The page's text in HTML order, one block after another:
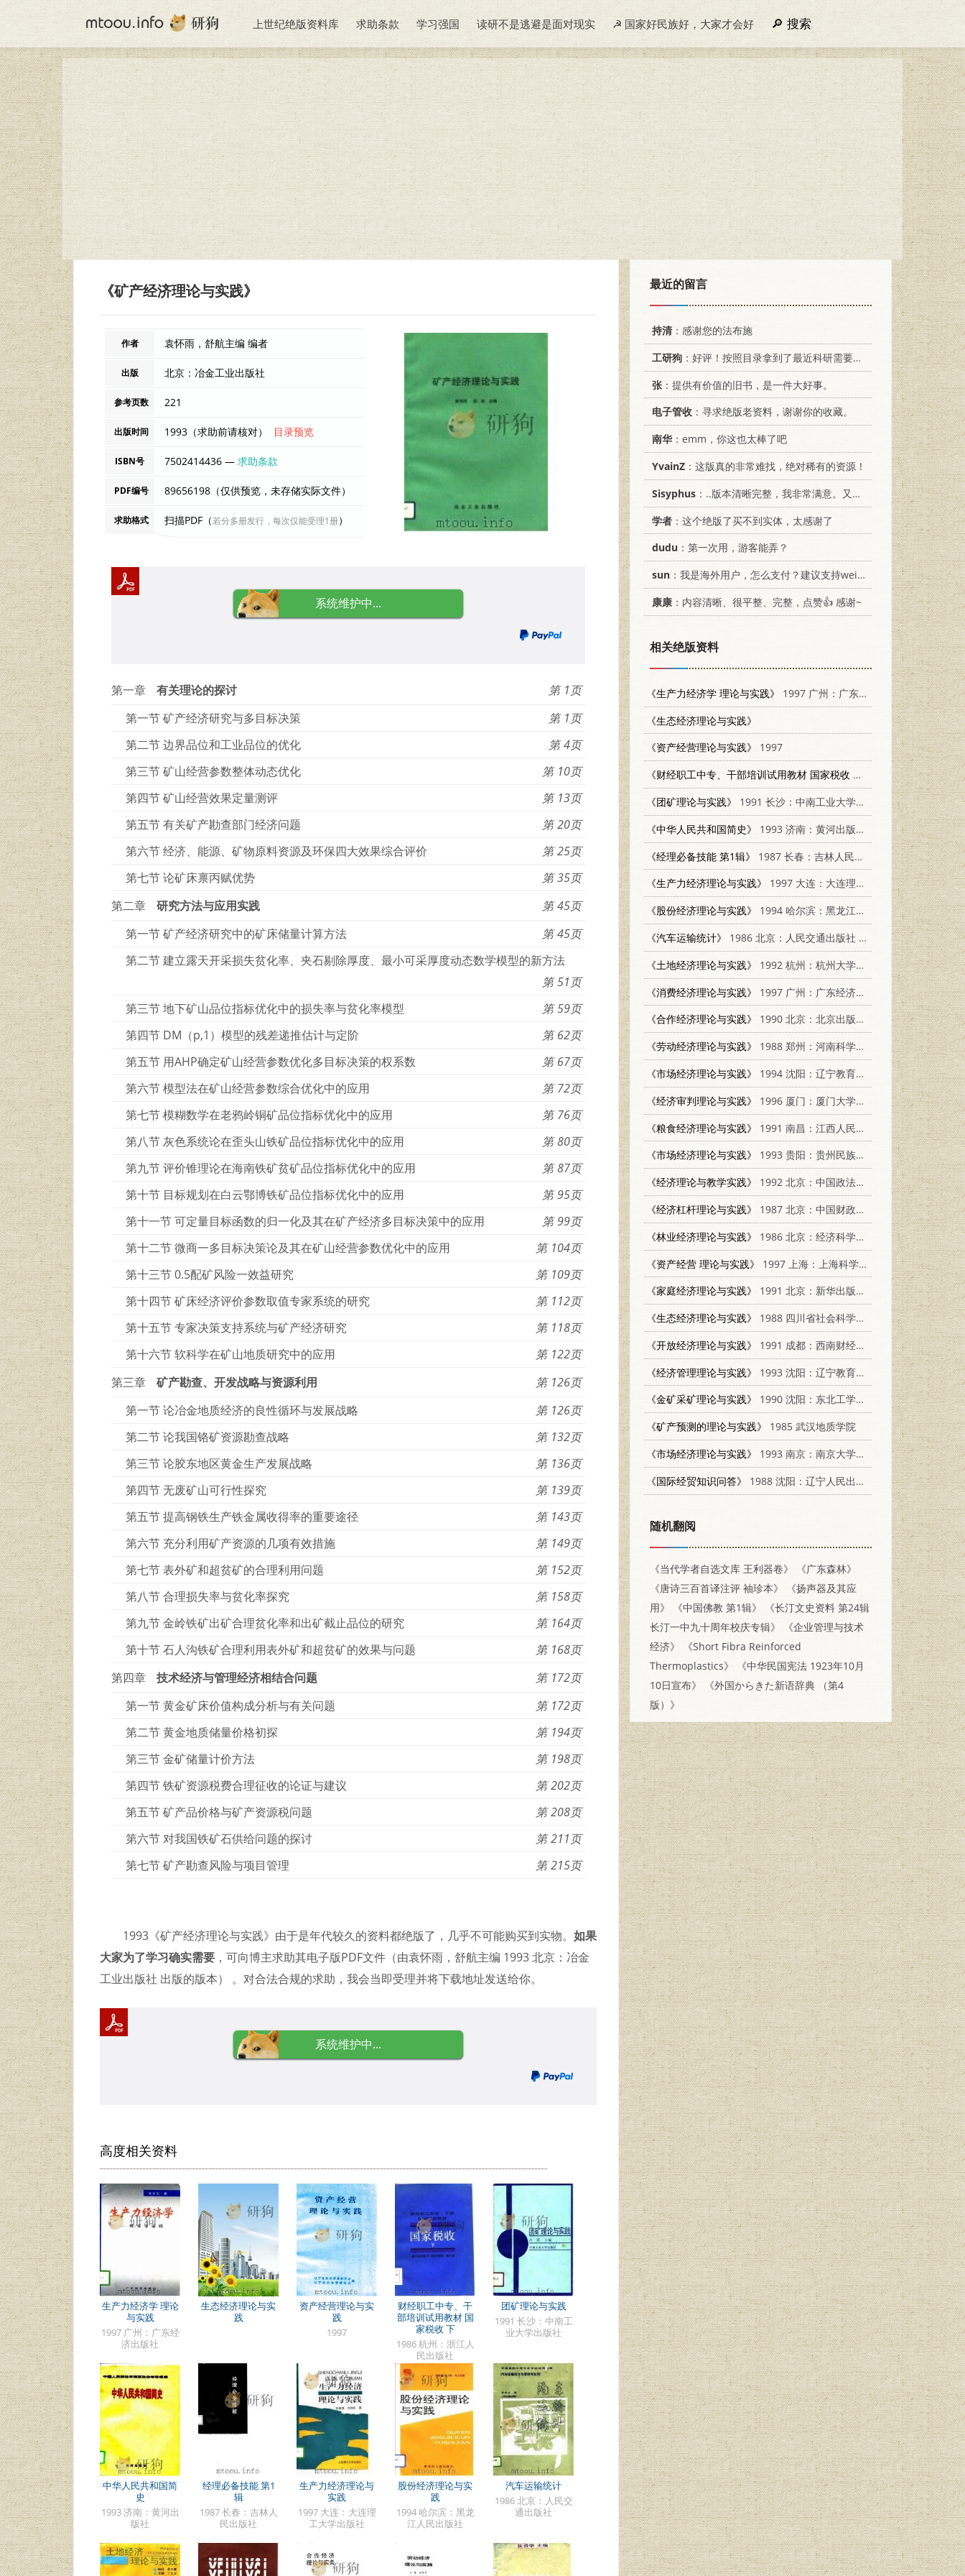
上世纪绝版资料库 求助条款 学习强国 读研不是逃避是面对现实 ☭ 国家好民族好，大家才会好 搜索
《矿产经济理论与实践》
作者 袁怀雨，舒航主编 编者
出版 北京：冶金工业出版社
参考页数 221
出版时间 1993（求助前请核对） 目录预览
ISBN号 7502414436 —求助条款
PDF编号 89656198（仅供预览，未存储实际文件）
求助格式 扫描PDF（若分多册发行，每次仅能受理1册）
系统维护中...
第一章 有关理论的探讨
1
第一节 矿产经济研究与多目标决策
1
第二节 边界品位和工业品位的优化
4
第三节 矿山经营参数整体动态优化
10
第四节 矿山经营效果定量测评
13
第五节 有关矿产勘查部门经济问题
20
第六节 经济、能源、矿物原料资源及环保四大效果综合评价
25
第七节 论矿床禀丙赋优势
35
第二章
研究方法与应用实践
45
第一节 矿产经济研究中的矿床储量计算方法
45
第二节 建立露天开采损失贫化率、夹石剔除厚度、最小可采厚度动态数学模型的新方法
51
第三节 地下矿山品位指标优化中的损失率与贫化率模型
59
第四节 DM（p,1）模型的残差递推估计与定阶
62
第五节 用AHP确定矿山经营参数优化多目标决策的权系数
67
第六节 模型法在矿山经营参数综合优化中的应用
72
第七节 模糊数学在老鸦岭铜矿品位指标优化中的应用
76
第八节 灰色系统论在歪头山铁矿品位指标优化中的应用
80
第九节 评价锥理论在海南铁矿贫矿品位指标优化中的应用
87
第十节 目标规划在白云鄂博铁矿品位指标优化中的应用
95
第十一节 可定量目标函数的归一化及其在矿产经济多目标决策中的应用
99
第十二节 微商一多目标决策论及其在矿山经营参数优化中的应用
104
第十三节 0.5配矿风险一效益研究
109
第十四节 矿床经济评价参数取值专家系统的研究
112
第十五节 专家决策支持系统与矿产经济研究
118
第十六节 软科学在矿山地质研究中的应用
122
第三章
矿产勘查、开发战略与资源利用
126
第一节 论冶金地质经济的良性循环与发展战略
126
第二节 论我国铬矿资源勘查战略
132
第三节 论胶东地区黄金生产发展战略
136
第四节 无废矿山可行性探究
139
第五节 提高钢铁生产铁金属收得率的重要途径
143
第六节 充分利用矿产资源的几项有效措施
149
第七节 表外矿和超贫矿的合理利用问题
152
第八节 合理损失率与贫化率探究
158
第九节 金岭铁矿出矿合理贫化率和出矿截止品位的研究
164
第十节 石人沟铁矿合理利用表外矿和超贫矿的效果与问题
168
第四章
技术经济与管理经济相结合问题
172
第一节 黄金矿床价值构成分析与有关问题
172
第二节 黄金地质储量价格初探
194
第三节 金矿储量计价方法
198
第四节 铁矿资源税费合理征收的论证与建议
202
第五节 矿产品价格与矿产资源税问题
208
第六节 对我国铁矿石供给问题的探讨
211
第七节 矿产勘查风险与项目管理
215
1993《矿产经济理论与实践》由于是年代较久的资料都绝版了，几乎不可能购买到实物。 如果
大家为了学习确实需要 ，可向博主求助其电子版PDF文件（由袁怀雨，舒航主编 1993 北京：冶金
工业出版社 出版的版本） 。对合法合规的求助，我会当即受理并将下载地址发送给你。
系统维护中...
高度相关资料
生产力经济学 理论
与实践
1997 广州：广东经
济出版社
生态经济理论与实
践
资产经营理论与实
践
1997
财经职工中专、干
部培训试用教材 国
家税收 下
1986 杭州：浙江人
民出版社
团矿理论与实践
1991 长沙：中南工
业大学出版社
中华人民共和国简
史
1993 济南：黄河出
版社
经理必备技能 第1
辑
1987 长春：吉林人
民出版社
生产力经济理论与
实践
1997 大连：大连理
工大学出版社
股份经济理论与实
践
1994 哈尔滨：黑龙
江人民出版社
汽车运输统计
1986 北京：人民交
通出版社
最近的留言
持清：感谢您的法布施
工研狗 ：好评！按照目录拿到了最近科研需要的材料！
张 ：提供有价值的旧书，是一件大好事。
电子管收 ：寻求绝版老资料，谢谢你的收藏。
南华：emm，你这也太棒了吧
YvainZ ：这版真的非常难找，绝对稀有的资源！
Sisyphus ：..版本清晰完整，我非常满意。又及，这本《话语的真相》...
学者 ：这个绝版了买不到实体，太感谢了
dudu ：第一次用，游客能弄？
sun ：我是海外用户，怎么支付？建议支持weixin支付
康康 ：内容清晰、很平整、完整，点赞👍 感谢~
相关绝版资料
《生产力经济学 理论与实践》
1997 广州：广东经济出版社 780632173X
《生态经济理论与实践》
《资产经营理论与实践》
1997
《财经职工中专、干部培训试用教材 国家税收 下》
1986 杭州：浙江
《团矿理论与实践》
1991 长沙：中南工业大学出版社 7810203355
《中华人民共和国简史》
1993 济南：黄河出版社 7805584753
《经理必备技能 第1辑》
1987 长春：吉林人民出版社 7206001726
《生产力经济理论与实践》
1997 大连：大连理工大学出版社 7561112823
《股份经济理论与实践》
1994 哈尔滨：黑龙江人民出版社 7207013963
《汽车运输统计》
1986 北京：人民交通出版社 15044·4769
《土地经济理论与实践》
1992 杭州：杭州大学出版社 7810353047
《消费经济理论与实践》
1997 广州：广东经济出版社 7806321403
《合作经济理论与实践》
1990 北京：北京出版社 7200011363
《劳动经济理论与实践》
1988 郑州：河南科学技术出版社 7534900999
《市场经济理论与实践》
1994 沈阳：辽宁教育出版社 7538238859
《经济审判理论与实践》
1996 厦门：厦门大学出版社 7561511612
《粮食经济理论与实践》
1991 南昌：江西人民出版社 7210009426
《市场经济理论与实践》
1993 贵阳：贵州民族出版社 7541203769
《经济理论与教学实践》
1992 北京：中国政法大学出版社 7562008647
《经济杠杆理论与实践》
1987 北京：中国财政经济出版社 4166·795
《林业经济理论与实践》
1986 北京：经济科学出版社 4312·171
《资产经营 理论与实践》
1997 上海：上海科学技术出版社 7532344401
《家庭经济理论与实践》
1991 北京：新华出版社 750110896X
《生态经济理论与实践》
1988 四川省社会科学院 7805241392
《开放经济理论与实践》
1991 成都：西南财经大学出版社 7810173391
《经济管理理论与实践》
1993 沈阳：辽宁教育出版社 7538218203
《金矿采矿理论与实践》
1990 沈阳：东北工学院出版社 7810062131
《矿产预测的理论与实践》
1985 武汉地质学院
《市场经济理论与实践》
1993 南京：南京大学出版社 7305022993
《国际经贸知识问答》
1988 沈阳：辽宁人民出版社 7205005671
随机翻阅
《当代学者自选文库 王利器卷》
《广东森林》
《唐诗三百首译注评 袖珍本》
《扬声器及其应
用》
《中国佛教 第1辑》
《长汀文史资料 第24辑
长汀一中九十周年校庆专辑》
《企业管理与技术
经济》
《Short Fibra Reinforced
Thermoplastics》
《中华民国宪法 1923年10月
10日宣布》
《外国からきた新语辞典 （第4
版）》